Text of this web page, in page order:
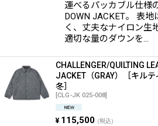
運べるパッカブル仕様
DOWN JACKET。 表
く、丈夫なナイロン生
適切な量のダウンを…
CHALLENGER/QUILTING
JACKET（GRAY）［キル
冬］
[CLG-JK 025-008]
¥ 115,500 (税込)